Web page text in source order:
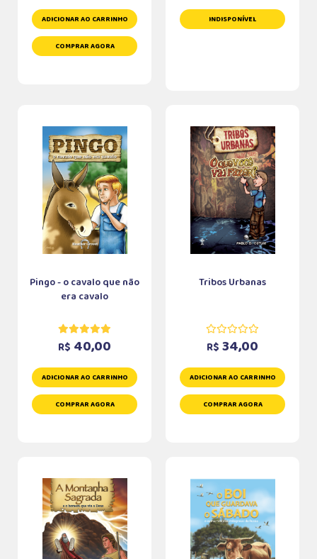
ADICIONAR AO CARRINHO
COMPRAR AGORA
INDISPONÍVEL
Pingo - o cavalo que não
era cavalo
R$ 40,00
ADICIONAR AO CARRINHO
COMPRAR AGORA
Tribos Urbanas
R$ 34,00
ADICIONAR AO CARRINHO
COMPRAR AGORA